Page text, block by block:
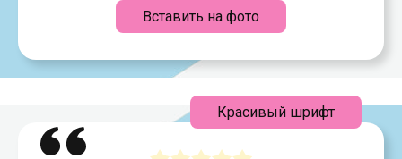
Вставить на фото
Красивый шрифт